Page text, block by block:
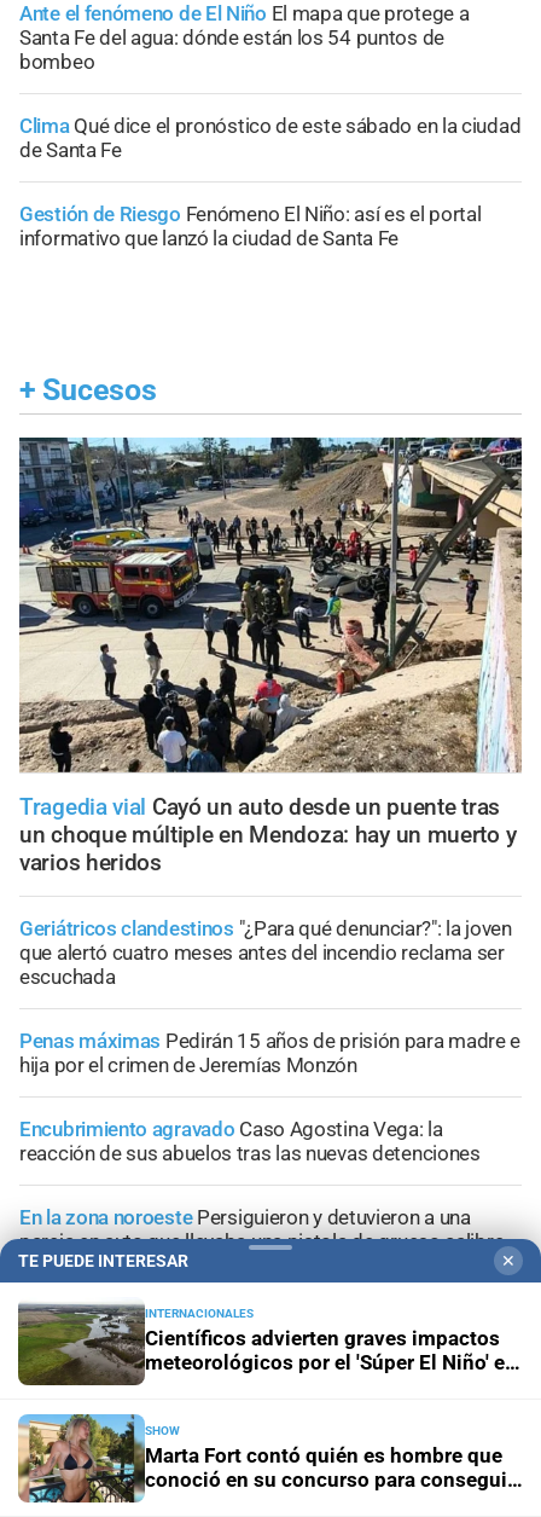
Ante el fenómeno de El Niño El mapa que protege a
Santa Fe del agua: dónde están los 54 puntos de
bombeo
Clima Qué dice el pronóstico de este sábado en la ciudad
de Santa Fe
Gestión de Riesgo Fenómeno El Niño: así es el portal
informativo que lanzó la ciudad de Santa Fe
+ Sucesos
Tragedia vial Cayó un auto desde un puente tras
un choque múltiple en Mendoza: hay un muerto y
varios heridos
Geriátricos clandestinos "¿Para qué denunciar?": la joven
que alertó cuatro meses antes del incendio reclama ser
escuchada
Penas máximas Pedirán 15 años de prisión para madre e
hija por el crimen de Jeremías Monzón
Encubrimiento agravado Caso Agostina Vega: la
reacción de sus abuelos tras las nuevas detenciones
En la zona noroeste Persiguieron y detuvieron a una
pareja en auto que llevaba una pistola de grueso calibre
+Información General
TE PUEDE INTERESAR ✕
INTERNACIONALES
Científicos advierten graves impactos
meteorológicos por el 'Súper El Niño' en
SHOW
Marta Fort contó quién es hombre que
conoció en su concurso para conseguir